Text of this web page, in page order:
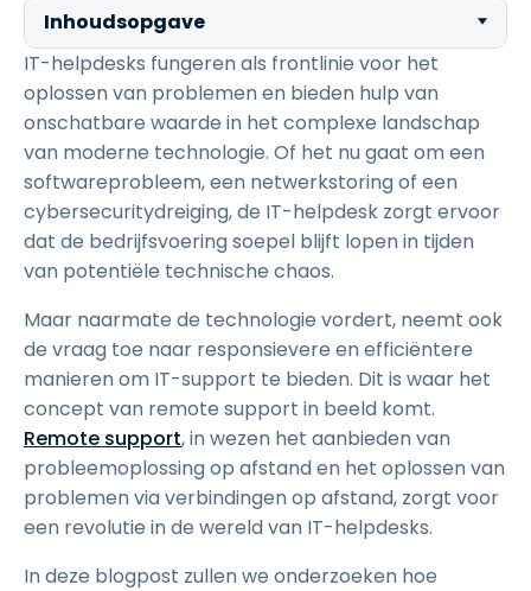
Inhoudsopgave
IT-helpdesks fungeren als frontlinie voor het
oplossen van problemen en bieden hulp van
onschatbare waarde in het complexe landschap
van moderne technologie. Of het nu gaat om een
softwareprobleem, een netwerkstoring of een
cybersecuritydreiging, de IT-helpdesk zorgt ervoor
dat de bedrijfsvoering soepel blijft lopen in tijden
van potentiële technische chaos.
Maar naarmate de technologie vordert, neemt ook
de vraag toe naar responsievere en efficiëntere
manieren om IT-support te bieden. Dit is waar het
concept van remote support in beeld komt.
Remote support, in wezen het aanbieden van
probleemoplossing op afstand en het oplossen van
problemen via verbindingen op afstand, zorgt voor
een revolutie in de wereld van IT-helpdesks.
In deze blogpost zullen we onderzoeken hoe